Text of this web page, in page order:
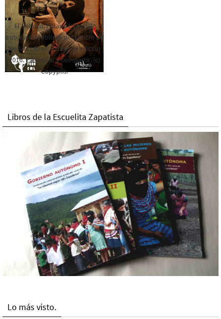
El Rebozo, Palapa Editorial,
publica este folleto del Centro de
Medios Libres. Esta es la edición
2016. Para rolar y compartir. (c)
Copyplis.
Libros de la Escuelita Zapatista
Lo más visto.